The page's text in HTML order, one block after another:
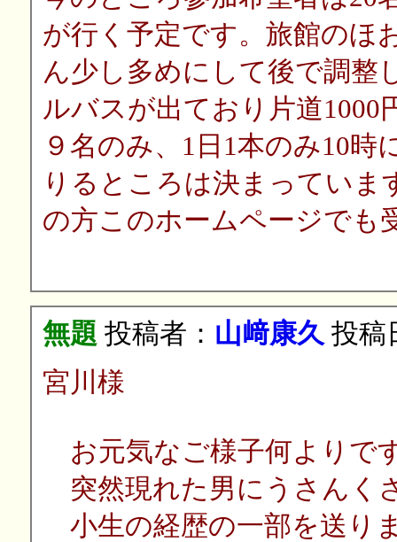
が行く予定です。旅館のほ
ん少し多めにして後で調整
ルバスが出ており片道1000
９名のみ、1日1本のみ10
りるところは決まっていま
の方このホームページでも
無題 投稿者： 山﨑康久 投稿
宮川様
お元気なご様子何よりで
突然現れた男にうさんく
小生の経歴の一部を送り